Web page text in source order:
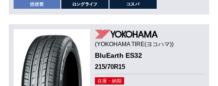
(YOKOHAMA TIRE(ヨコハマ))
BluEarth ES32
215/70R15
在庫・納期